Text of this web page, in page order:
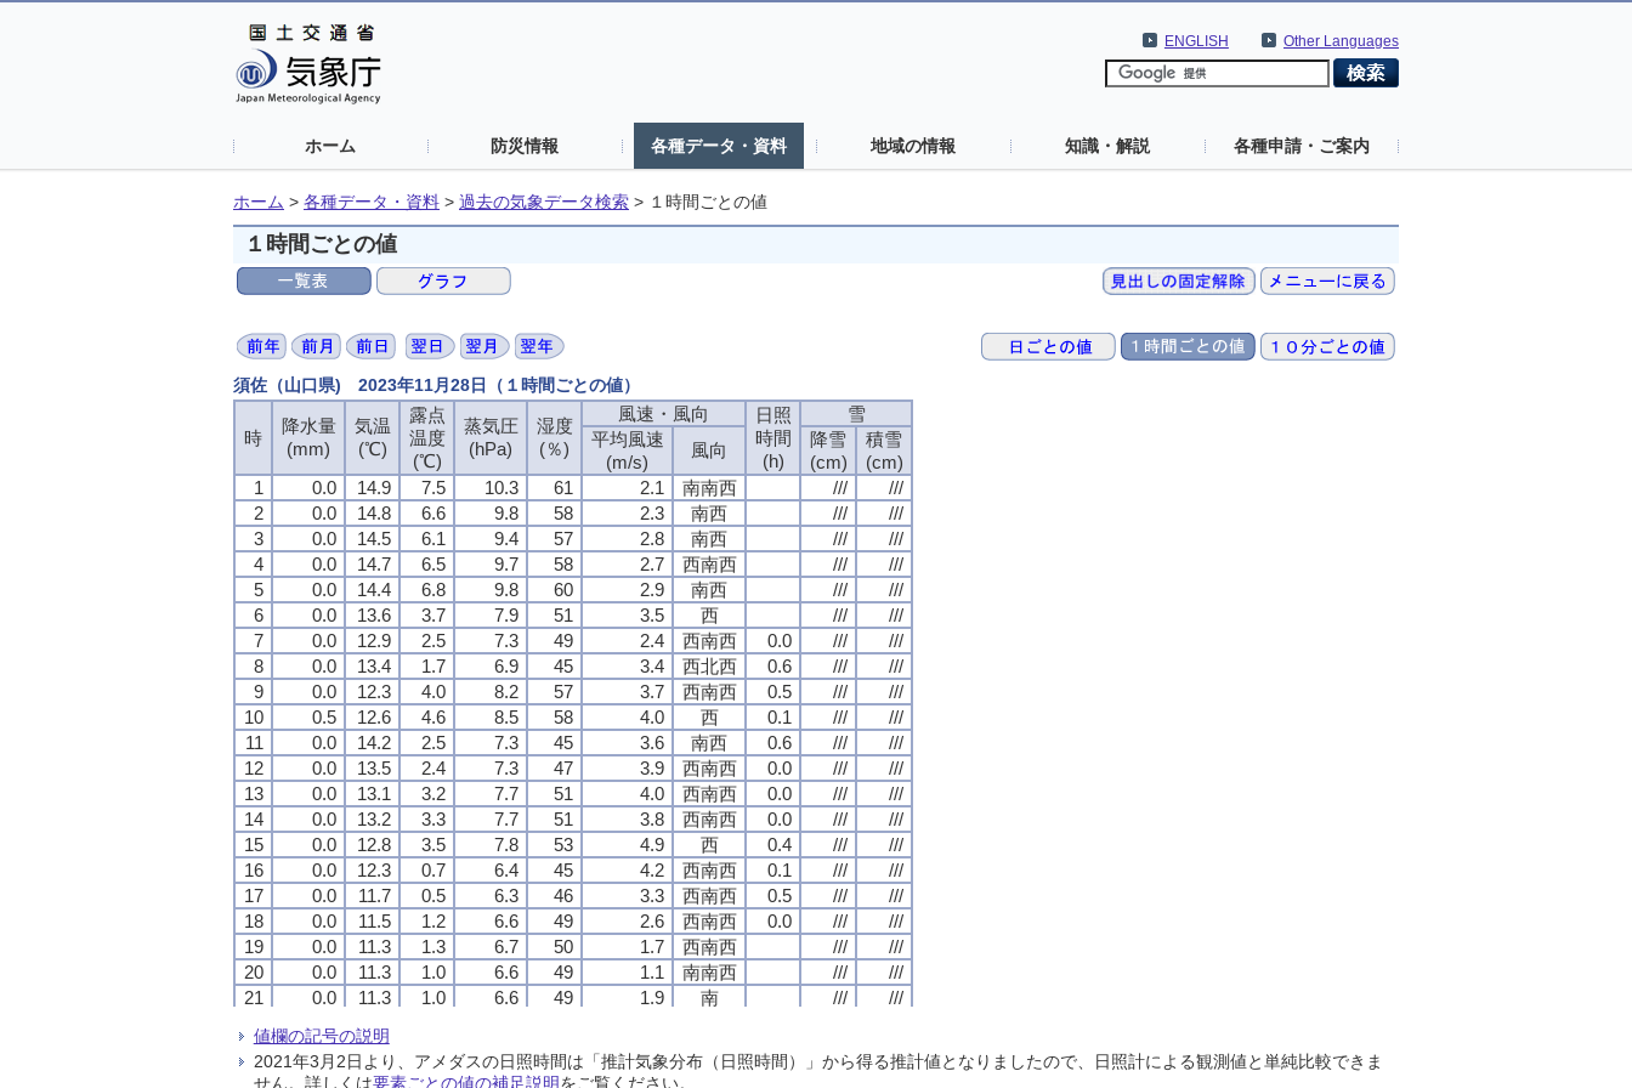
Other Languages
ENGLISH
ホーム 防災情報 各種データ・資料 地域の情報 知識・解説 各種申請・ご案内
ホーム > 各種データ・資料 > 過去の気象データ検索 > １時間ごとの値
１時間ごとの値
須佐（山口県) 2023年11月28日（１時間ごとの値）
時
降水量
(mm)
気温
(℃)
露点
温度
(℃)
蒸気圧
(hPa)
湿度
(％)
風速・風向
日照
時間
(h)
雪
平均風速
(m/s)
風向
降雪
(cm)
積雪
(cm)
1
0.0 14.9 7.5 10.3 61 2.1 南南西 ///
///
2
0.0 14.8 6.6 9.8 58 2.3 南西 ///
///
3
0.0 14.5 6.1 9.4 57 2.8 南西 ///
///
4
0.0 14.7 6.5 9.7 58 2.7 西南西 ///
///
5
0.0 14.4 6.8 9.8 60 2.9 南西 ///
///
6
0.0 13.6 3.7 7.9 51 3.5 西 ///
///
7
0.0 12.9 2.5 7.3 49 2.4 西南西 0.0 ///
///
8
0.0 13.4 1.7 6.9 45 3.4 西北西 0.6 ///
///
9
0.0 12.3 4.0 8.2 57 3.7 西南西 0.5 ///
///
10
0.5 12.6 4.6 8.5 58 4.0 西 0.1 ///
///
11
0.0 14.2 2.5 7.3 45 3.6 南西 0.6 ///
///
12
0.0 13.5 2.4 7.3 47 3.9 西南西 0.0 ///
///
13
0.0 13.1 3.2 7.7 51 4.0 西南西 0.0 ///
///
14
0.0 13.2 3.3 7.7 51 3.8 西南西 0.0 ///
///
15
0.0 12.8 3.5 7.8 53 4.9 西 0.4 ///
///
16
0.0 12.3 0.7 6.4 45 4.2 西南西 0.1 ///
///
17
0.0 11.7 0.5 6.3 46 3.3 西南西 0.5 ///
///
18
0.0 11.5 1.2 6.6 49 2.6 西南西 0.0 ///
///
19
0.0 11.3 1.3 6.7 50 1.7 西南西 ///
///
20
0.0 11.3 1.0 6.6 49 1.1 南南西 ///
///
21
0.0 11.3 1.0 6.6 49 1.9 南 ///
///
23
0.0 8.9
///
24
0.0 8.7 1.1 6.6 59 2.1 南 /// ///
時
降水量
(mm)
気温
(℃)
露点
温度
(℃)
蒸気圧
(hPa)
湿度
(％)
風速・風向
日照
時間
(h)
雪
平均風速
(m/s)
風向
降雪
(cm)
積雪
(cm)
1
0.0 14.9 7.5 10.3 61 2.1 南南西 ///
///
2
0.0 14.8 6.6 9.8 58 2.3 南西 ///
///
3
0.0 14.5 6.1 9.4 57 2.8 南西 ///
///
4
0.0 14.7 6.5 9.7 58 2.7 西南西 ///
///
5
0.0 14.4 6.8 9.8 60 2.9 南西 ///
///
6
0.0 13.6 3.7 7.9 51 3.5 西 ///
///
7
0.0 12.9 2.5 7.3 49 2.4 西南西 0.0 ///
///
8
0.0 13.4 1.7 6.9 45 3.4 西北西 0.6 ///
///
9
0.0 12.3 4.0 8.2 57 3.7 西南西 0.5 ///
///
10
0.5 12.6 4.6 8.5 58 4.0 西 0.1 ///
///
11
0.0 14.2 2.5 7.3 45 3.6 南西 0.6 ///
///
12
0.0 13.5 2.4 7.3 47 3.9 西南西 0.0 ///
///
13
0.0 13.1 3.2 7.7 51 4.0 西南西 0.0 ///
///
14
0.0 13.2 3.3 7.7 51 3.8 西南西 0.0 ///
///
15
0.0 12.8 3.5 7.8 53 4.9 西 0.4 ///
///
16
0.0 12.3 0.7 6.4 45 4.2 西南西 0.1 ///
///
17
0.0 11.7 0.5 6.3 46 3.3 西南西 0.5 ///
///
18
0.0 11.5 1.2 6.6 49 2.6 西南西 0.0 ///
///
19
0.0 11.3 1.3 6.7 50 1.7 西南西 ///
///
20
0.0 11.3 1.0 6.6 49 1.1 南南西 ///
///
21
0.0 11.3 1.0 6.6 49 1.9 南 ///
///
23
0.0 8.9
///
24
0.0 8.7 1.1 6.6 59 2.1 南 /// ///
時
降水量
(mm)
気温
(℃)
露点
温度
(℃)
蒸気圧
(hPa)
湿度
(％)
風速・風向
日照
時間
(h)
雪
平均風速
(m/s)
風向
降雪
(cm)
積雪
(cm)
1
0.0 14.9 7.5 10.3 61 2.1 南南西 ///
///
2
0.0 14.8 6.6 9.8 58 2.3 南西 ///
///
3
0.0 14.5 6.1 9.4 57 2.8 南西 ///
///
4
0.0 14.7 6.5 9.7 58 2.7 西南西 ///
///
5
0.0 14.4 6.8 9.8 60 2.9 南西 ///
///
6
0.0 13.6 3.7 7.9 51 3.5 西 ///
///
7
0.0 12.9 2.5 7.3 49 2.4 西南西 0.0 ///
///
8
0.0 13.4 1.7 6.9 45 3.4 西北西 0.6 ///
///
9
0.0 12.3 4.0 8.2 57 3.7 西南西 0.5 ///
///
10
0.5 12.6 4.6 8.5 58 4.0 西 0.1 ///
///
11
0.0 14.2 2.5 7.3 45 3.6 南西 0.6 ///
///
12
0.0 13.5 2.4 7.3 47 3.9 西南西 0.0 ///
///
13
0.0 13.1 3.2 7.7 51 4.0 西南西 0.0 ///
///
14
0.0 13.2 3.3 7.7 51 3.8 西南西 0.0 ///
///
15
0.0 12.8 3.5 7.8 53 4.9 西 0.4 ///
///
16
0.0 12.3 0.7 6.4 45 4.2 西南西 0.1 ///
///
17
0.0 11.7 0.5 6.3 46 3.3 西南西 0.5 ///
///
18
0.0 11.5 1.2 6.6 49 2.6 西南西 0.0 ///
///
19
0.0 11.3 1.3 6.7 50 1.7 西南西 ///
///
20
0.0 11.3 1.0 6.6 49 1.1 南南西 ///
///
21
0.0 11.3 1.0 6.6 49 1.9 南 ///
///
23
0.0 8.9
///
24
0.0 8.7 1.1 6.6 59 2.1 南 /// ///
時
降水量
(mm)
気温
(℃)
露点
温度
(℃)
蒸気圧
(hPa)
湿度
(％)
風速・風向
日照
時間
(h)
雪
平均風速
(m/s)
風向
降雪
(cm)
積雪
(cm)
1
0.0 14.9 7.5 10.3 61 2.1 南南西 ///
///
2
0.0 14.8 6.6 9.8 58 2.3 南西 ///
///
3
0.0 14.5 6.1 9.4 57 2.8 南西 ///
///
4
0.0 14.7 6.5 9.7 58 2.7 西南西 ///
///
5
0.0 14.4 6.8 9.8 60 2.9 南西 ///
///
6
0.0 13.6 3.7 7.9 51 3.5 西 ///
///
7
0.0 12.9 2.5 7.3 49 2.4 西南西 0.0 ///
///
8
0.0 13.4 1.7 6.9 45 3.4 西北西 0.6 ///
///
9
0.0 12.3 4.0 8.2 57 3.7 西南西 0.5 ///
///
10
0.5 12.6 4.6 8.5 58 4.0 西 0.1 ///
///
11
0.0 14.2 2.5 7.3 45 3.6 南西 0.6 ///
///
12
0.0 13.5 2.4 7.3 47 3.9 西南西 0.0 ///
///
13
0.0 13.1 3.2 7.7 51 4.0 西南西 0.0 ///
///
14
0.0 13.2 3.3 7.7 51 3.8 西南西 0.0 ///
///
15
0.0 12.8 3.5 7.8 53 4.9 西 0.4 ///
///
16
0.0 12.3 0.7 6.4 45 4.2 西南西 0.1 ///
///
17
0.0 11.7 0.5 6.3 46 3.3 西南西 0.5 ///
///
18
0.0 11.5 1.2 6.6 49 2.6 西南西 0.0 ///
///
19
0.0 11.3 1.3 6.7 50 1.7 西南西 ///
///
20
0.0 11.3 1.0 6.6 49 1.1 南南西 ///
///
21
0.0 11.3 1.0 6.6 49 1.9 南 ///
///
23
0.0 8.9
///
24
0.0 8.7 1.1 6.6 59 2.1 南 /// ///
値欄の記号の説明
2021年3月2日より、アメダスの日照時間は「推計気象分布（日照時間）」から得る推計値となりましたので、日照計による観測値と単純比較できま
せん。詳しくは要素ごとの値の補足説明をご覧ください。